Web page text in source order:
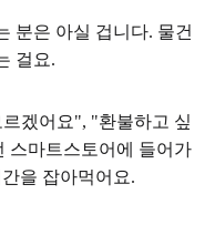
분은 아실 겁니다. 물건
걸요.
겠어요", "환불하고 싶
스마트스토어에 들어가
을 잡아먹어요.